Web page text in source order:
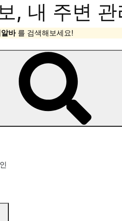
, 내 주변
바 를 검색해보세요!